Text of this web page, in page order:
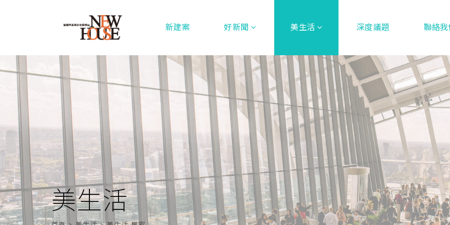
新建案 好新聞 美生活 深度議題 聯絡
美生活